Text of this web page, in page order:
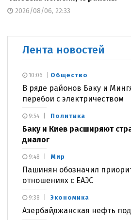
2026/08/06, 22:33
Лента новостей
Общество
В ряде районов Баку и
перебои с электричеством
10:06
Политика
Баку и Киев расширяют
диалог
9:54
Мир
Пашинян обозначил
отношениях с ЕАЭС
9:48
Экономика
Азербайджанская нефть
9:38